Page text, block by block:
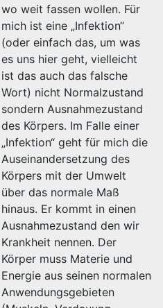
wo weit fassen wollen. Für
mich ist eine „Infektion“
(oder einfach das, um was
es uns hier geht, vielleicht
ist das auch das falsche
Wort) nicht Normalzustand
sondern Ausnahmezustand
des Körpers. Im Falle einer
„Infektion“ geht für mich die
Auseinandersetzung des
Körpers mit der Umwelt
über das normale Maß
hinaus. Er kommt in einen
Ausnahmezustand den wir
Krankheit nennen. Der
Körper muss Materie und
Energie aus seinen normalen
Anwendungsgebieten